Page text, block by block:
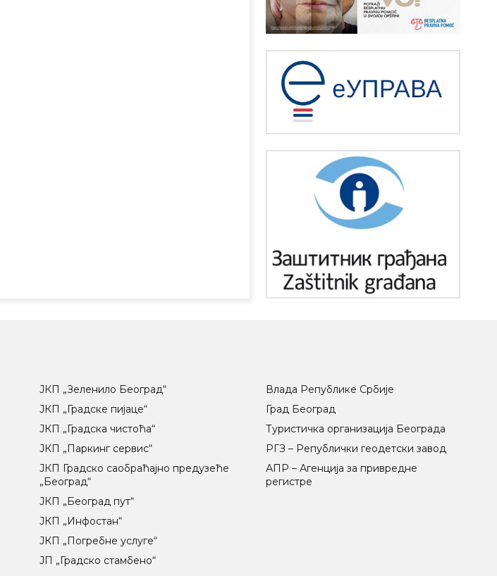
ЈКП „Зеленило Београд“
ЈКП „Градске пијаце“
ЈКП „Градска чистоћа“
ЈКП „Паркинг сервис“
ЈКП Градско саобраћајно предузеће
„Београд“
ЈКП „Београд пут“
ЈКП „Инфостан“
ЈКП „Погребне услуге“
ЈП „Градско стамбено“
Влада Републике Србије
Град Београд
Туристичка организација Београда
РГЗ – Републички геодетски завод
АПР – Агенција за привредне
регистре